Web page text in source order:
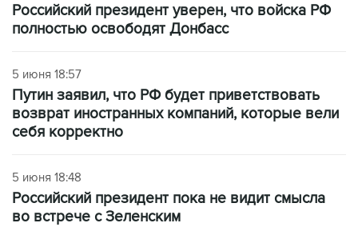
Российский президент уверен, что войска РФ
полностью освободят Донбасс
5 июня 18:57
Путин заявил, что РФ будет приветствовать
возврат иностранных компаний, которые вели
себя корректно
5 июня 18:48
Российский президент пока не видит смысла
во встрече с Зеленским